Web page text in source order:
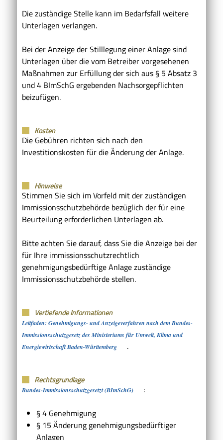
Die zuständige Stelle kann im Bedarfsfall weitere
Unterlagen verlangen.
Bei der Anzeige der Stilllegung einer Anlage sind
Unterlagen über die vom Betreiber vorgesehenen
Maßnahmen zur Erfüllung der sich aus § 5 Absatz 3
und 4 BImSchG ergebenden Nachsorgepflichten
beizufügen.
Kosten
Die Gebühren richten sich nach den
Investitionskosten für die Änderung der Anlage.
Hinweise
Stimmen Sie sich im Vorfeld mit der zuständigen
Immissionsschutzbehörde bezüglich der für eine
Beurteilung erforderlichen Unterlagen ab.
Bitte achten Sie darauf, dass Sie die Anzeige bei der
für Ihre immissionsschutzrechtlich
genehmigungsbedürftige Anlage zuständige
Immissionsschutzbehörde stellen.
Vertiefende Informationen
Leitfaden: Genehmigungs- und Anzeigeverfahren nach dem Bundes-
Immissionsschutzgesetz des Ministeriums für Umwelt, Klima und
Energiewirtschaft Baden-Württemberg
.
Rechtsgrundlage
Bundes-Immissionsschutzgesetzt (BImSchG)
:
§ 4Genehmigung
§ 15 Änderung genehmigungsbedürftiger
Anlagen